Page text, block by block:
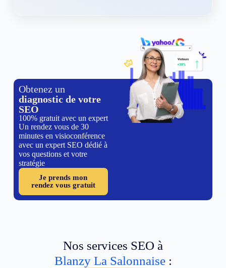
Obtenez un
diagnostic de votre
SEO
100% gratuit avec un expert
Un rendez vous de 30
minutes en visioconférence
avec un expert SEO dédié à
vos questions et votre
stratégie
Je prends mon
rendez vous gratuit
Nos services SEO à
Blanzy La Salonnaise :